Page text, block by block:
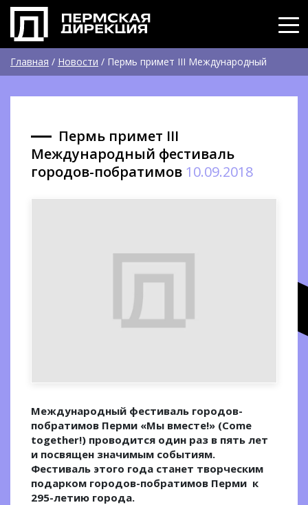
Главная / Новости / Пермь примет III Международный
Пермь примет III
Международный фестиваль
городов-побратимов 10.09.2018
Международный фестиваль городов-
побратимов Перми «Мы вместе!» (Come
together!) проводится один раз в пять лет
и посвящен значимым событиям.
Фестиваль этого года станет творческим
подарком городов-побратимов Перми к
295-летию города.